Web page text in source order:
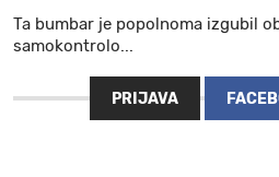
Ta bumbar je popolnoma izgubil
samokontrolo...
PRIJAVA